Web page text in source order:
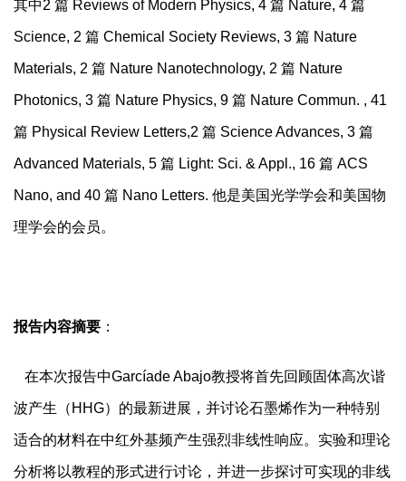
其中2 篇 Reviews of Modern Physics, 4 篇 Nature, 4 篇
Science, 2 篇 Chemical Society Reviews, 3 篇 Nature
Materials, 2 篇 Nature Nanotechnology, 2 篇 Nature
Photonics, 3 篇 Nature Physics, 9 篇 Nature Commun. , 41
篇 Physical Review Letters,2 篇 Science Advances, 3 篇
Advanced Materials, 5 篇 Light: Sci. & Appl., 16 篇 ACS
Nano, and 40 篇 Nano Letters. 他是美国光学学会和美国物
理学会的会员。
报告内容摘要 ：
在本次报告中Garcíade Abajo教授将首先回顾固体高次谐
波产生（ HHG）的最新进展，并讨论石墨烯作为一种特别
适合的材料在中红外基频产生强烈非线性响应。实验和理论
分析将以教程的形式进行讨论，并进一步探讨可实现的非线